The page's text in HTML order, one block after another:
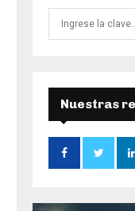
e
Nuestras